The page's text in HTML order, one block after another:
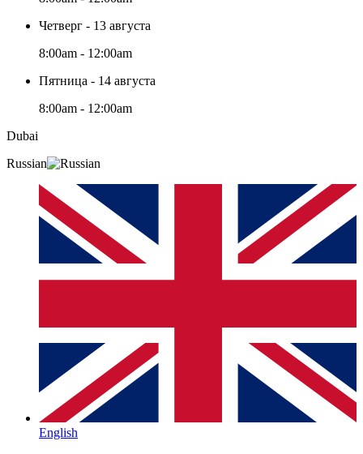
Четверг - 13 августа
8:00am - 12:00am
Пятница - 14 августа
8:00am - 12:00am
Dubai
Russian
English